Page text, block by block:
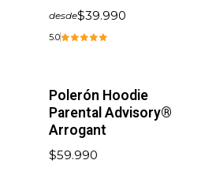
desde$39.990
5.0
Polerón Hoodie
Parental Advisory®
Arrogant
$59.990